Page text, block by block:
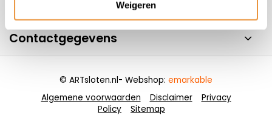
Weigeren
Contactgegevens
Algemene voorwaarden Disclaimer
Privacy
Policy
Sitemap
© ARTsloten.nl- Webshop: emarkable